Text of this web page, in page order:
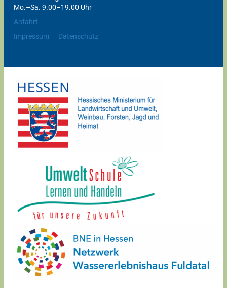
Mo.–Sa. 9.00–19.00 Uhr
Anfahrt
Impressum
Datenschutz